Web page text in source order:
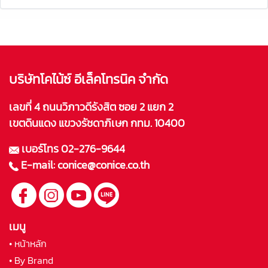
บริษัทโคไน้ซ์ อีเล็คโทรนิค จำกัด
เลขที่ 4 ถนนวิภาวดีรังสิต ซอย 2 แยก 2
เขตดินแดง แขวงรัชดาภิเษก กทม. 10400
เบอร์โทร02-276-9644
E-mail:conice@conice.co.th
เมนู
• หน้าหลัก
• By Brand